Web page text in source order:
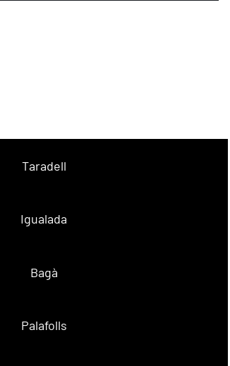
Taradell
Igualada
Bagà
Palafolls